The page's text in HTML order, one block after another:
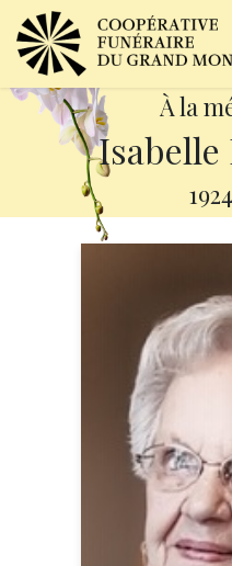
À la
Isabelle
1924